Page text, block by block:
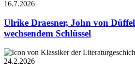
16.7.2026
Ulrike Draesner, John von Düffel
wechsendem Schlüssel
24.2.2026